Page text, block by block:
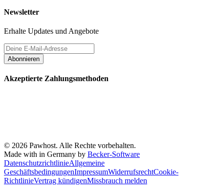
Newsletter
Erhalte Updates und Angebote
Abonnieren
Akzeptierte Zahlungsmethoden
© 2026 Pawhost. Alle Rechte vorbehalten.
Made with in Germany by Becker-Software
DatenschutzrichtlinieAllgemeine
GeschäftsbedingungenImpressumWiderrufsrechtCookie-
RichtlinieVertrag kündigenMissbrauch melden